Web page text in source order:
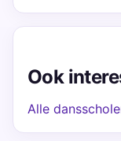
Ook
Alle